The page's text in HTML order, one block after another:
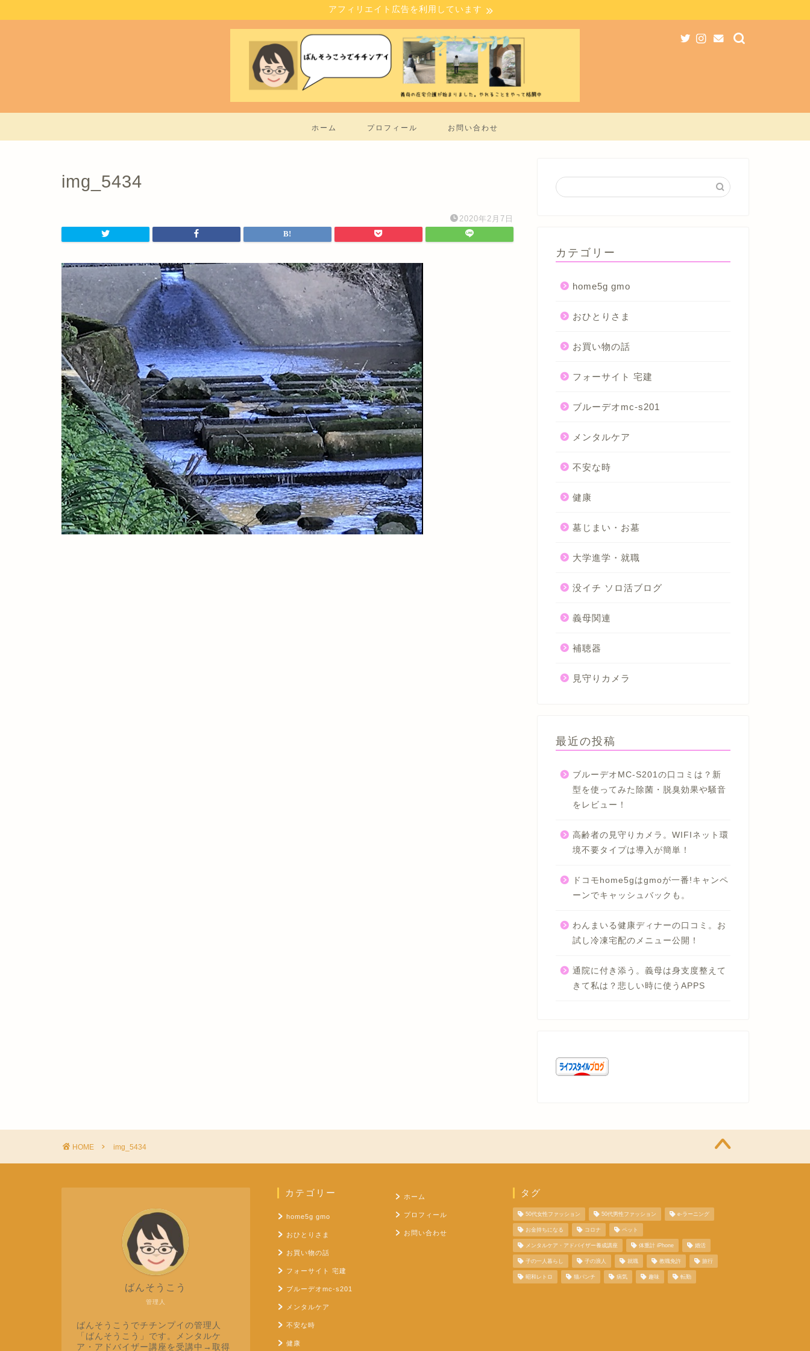
アフィリエイト広告を利用しています
ホーム プロフィール お問い合わせ
img_5434
2020年2月7日
カテゴリー
home5g gmo
おひとりさま
お買い物の話
フォーサイト 宅建
ブルーデオmc-s201
メンタルケア
不安な時
健康
墓じまい・お墓
大学進学・就職
没イチ ソロ活ブログ
義母関連
補聴器
見守りカメラ
最近の投稿
ブルーデオMC-S201の口コミは？新
型を使ってみた除菌・脱臭効果や騒音
をレビュー！
高齢者の見守りカメラ。WIFIネット環
境不要タイプは導入が簡単！
ドコモhome5gはgmoが一番!キャンペ
ーンでキャッシュバックも。
わんまいる健康ディナーの口コミ。お
試し冷凍宅配のメニュー公開！
通院に付き添う。義母は身支度整えて
きて私は？悲しい時に使うAPPS
HOME img_5434
管理人
ばんそうこう
ばんそうこうでチチンプイの管理人
「ばんそうこう」です。メンタルケ
ア・アドバイザー講座を受講中→取得
カテゴリー
home5g gmo
おひとりさま
お買い物の話
フォーサイト 宅建
ブルーデオmc-s201
メンタルケア
不安な時
健康
ホーム
プロフィール
お問い合わせ
タグ
50代女性ファッション 50代男性ファッション e-ラーニング
お金持ちになる コロナ ペット
メンタルケア・アドバイザー養成講座 体重計 iPhone 婚活
子の一人暮らし 子の浪人 就職 教職免許 旅行
昭和レトロ 猫パンチ 病気 趣味 転勤